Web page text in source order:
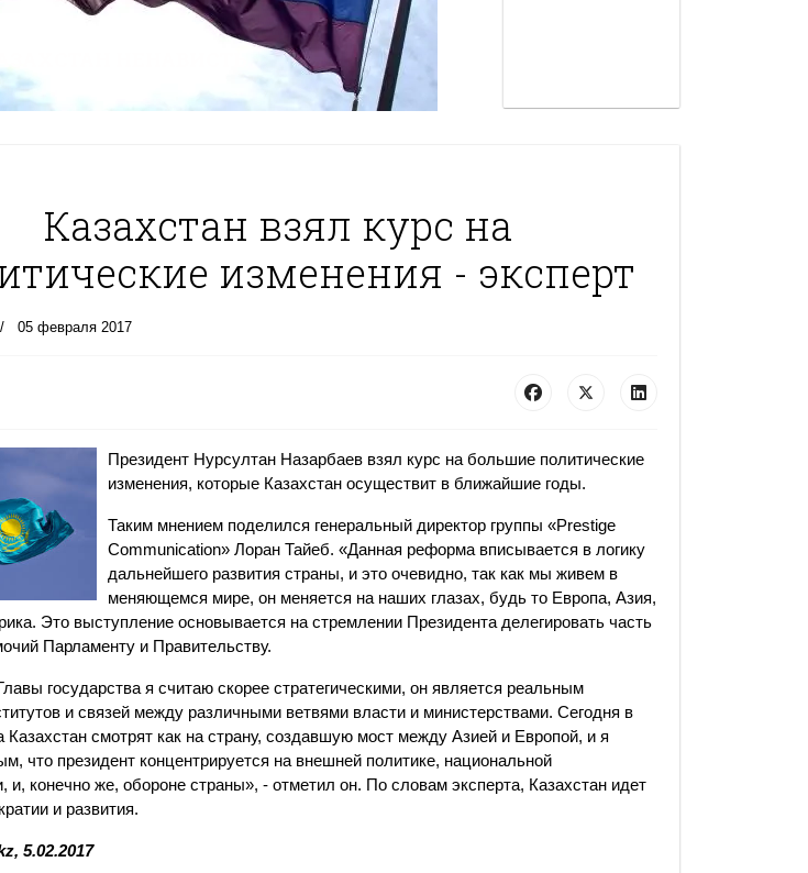
НЕНАВИСТЬ
Казахстан взял курс на
изменения - эксперт
05 февраля 2017
Президент Нурсултан Назарбаев взял курс на большие политические
изменения, которые Казахстан осуществит в ближайшие годы.
Таким мнением поделился генеральный директор группы «Prestige
Communication» Лоран Тайеб. «Данная реформа вписывается в логику
дальнейшего развития страны, и это очевидно, так как мы живем в
меняющемся мире, он меняется на наших глазах, будь то Европа, Азия,
Это выступление основывается на стремлении Президента делегировать часть
Парламенту и Правительству.
государства я считаю скорее стратегическими, он является реальным
и связей между различными ветвями власти и министерствами. Сегодня в
Казахстан смотрят как на страну, создавшую мост между Азией и Европой, и я
что президент концентрируется на внешней политике, национальной
и, конечно же, обороне страны», - отметил он. По словам эксперта, Казахстан идет
и развития.
5.02.2017